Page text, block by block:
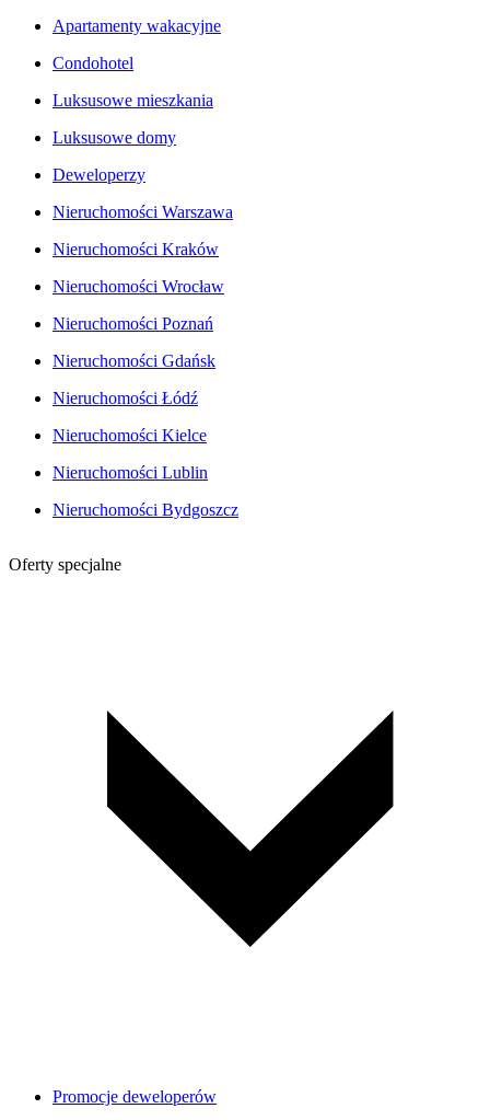
Apartamenty wakacyjne
Condohotel
Luksusowe mieszkania
Luksusowe domy
Deweloperzy
Nieruchomości Warszawa
Nieruchomości Kraków
Nieruchomości Wrocław
Nieruchomości Poznań
Nieruchomości Gdańsk
Nieruchomości Łódź
Nieruchomości Kielce
Nieruchomości Lublin
Nieruchomości Bydgoszcz
Oferty specjalne
Promocje deweloperów